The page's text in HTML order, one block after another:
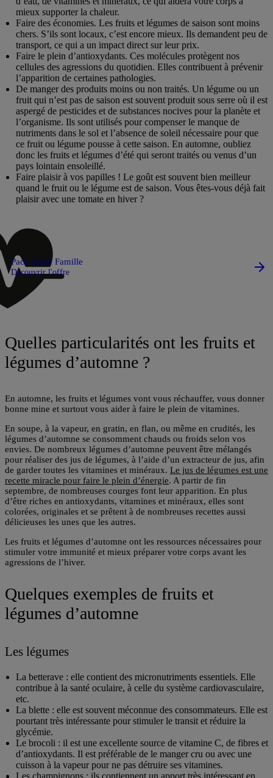
mieux supporter la chaleur.
Faire des économies. Les fruits et légumes de saison sont moins
chers. S’ils sont locaux, c’est encore mieux. Ils demandent peu de
transport, ce qui a un impact direct sur leur prix.
Faire le plein d’antioxydants. Ces molécules protègent nos
cellules des agressions du quotidien. Elles contribuent à prévenir
l’apparition de certaines pathologies.
De manger des produits moins ou non traités. Un légume ou un
fruit qui n’est pas de saison est souvent produit sous serre où il est
aspergé de pesticides et de substances nocives pour la planète et
l’organisme. Ils sont utilisés pour compenser le manque de
nutriments dans le sol et l’absence de soleil nécessaire pour que
ce fruit ou légume pousse à cette saison. En automne, oubliez
donc les fruits et légumes d’été qui seront traités ou venus d’un
pays lointain ensoleillé.
Faire plaisir à vos papilles ! Le goût est souvent bien meilleur
quand le fruit ou le légume est de saison. Vous êtes-vous déjà fait
plaisir avec une tomate en hiver ?
Pack Santé Famille
Découvrir l'offre
Quelles particularités ont les fruits et
légumes d’automne ?
En automne, les fruits et légumes vont vous réchauffer, vous donner
bonne mine et surtout vous aider à faire le plein de vitamines.
En soupe, à la vapeur, en gratin, en flan, ou même en crudités, les
légumes d’automne se consomment chauds ou froids selon vos
envies. De nombreux légumes d’automne peuvent être mélangés
pour réaliser des jus de légumes, à l’aide d’un extracteur de jus, afin
de garder toutes les vitamines et minéraux. Le jus de légumes est une
recette miracle pour faire le plein d’énergie. A partir de fin
septembre, de nombreuses courges font leur apparition. En plus
d’être riches en antioxydants, vitamines et minéraux, elles sont
colorées, originales et se prêtent à de nombreuses recettes aussi
délicieuses les unes que les autres.
Les fruits et légumes d’automne ont les ressources nécessaires pour
stimuler votre immunité et mieux préparer votre corps avant les
agressions de l’hiver.
Quelques exemples de fruits et
légumes d’automne
Les légumes
La betterave : elle contient des micronutriments essentiels. Elle
contribue à la santé oculaire, à celle du système cardiovasculaire,
etc.
La blette : elle est souvent méconnue des consommateurs. Elle est
pourtant très intéressante pour stimuler le transit et réduire la
glycémie.
Le brocoli : il est une excellente source de vitamine C, de fibres et
d’antioxydants. Il est préférable de le manger cru ou avec une
cuisson à la vapeur pour ne pas détruire ses vitamines.
Les champignons : ils contiennent un apport très intéressant en